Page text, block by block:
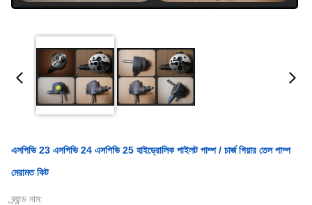
এসপিভি 23 এসপিভি 24 এসপিভি 25 হাইড্রোলিক পাইলট পাম্প / চার্জ গিয়ার তেল পাম্প
মেরামত কিট
ব্র্যান্ড নাম: